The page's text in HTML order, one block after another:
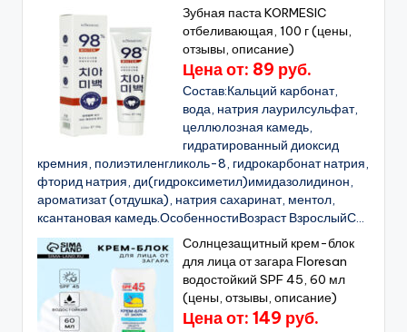
Зубная паста KORMESIC
отбеливающая, 100 г (цены,
отзывы, описание)
Цена от: 89 руб.
Состав:Кальций карбонат,
вода, натрия лаурилсульфат,
целлюлозная камедь,
гидратированный диоксид
кремния, полиэтиленгликоль-8, гидрокарбонат натрия,
фторид натрия, ди(гидроксиметил)имидазолидинон,
ароматизат (отдушка), натрия сахаринат, ментол,
ксантановая камедь.ОсобенностиВозраст ВзрослыйС...
Солнцезащитный крем-блок
для лица от загара Floresan
водостойкий SPF 45, 60 мл
(цены, отзывы, описание)
Цена от: 149 руб.